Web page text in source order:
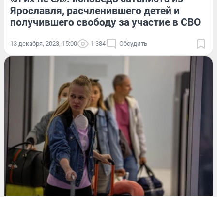
Ярославля, расчленившего детей и
получившего свободу за участие в СВО
13 декабря, 2023, 15:00 1 384 Обсудить